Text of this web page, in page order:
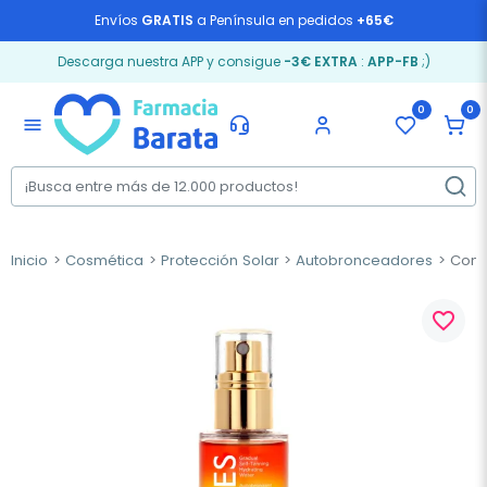
Envíos GRATIS a Península en pedidos +65€
Descarga nuestra APP y consigue -3€ EXTRA: APP-FB ;)
menu
0 0
Inicio Cosmética Protección Solar Autobronceadores
favorite_border